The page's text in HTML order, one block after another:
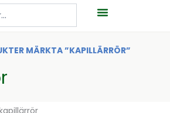
MÄRKTA ”KAPILLÄRRÖR”